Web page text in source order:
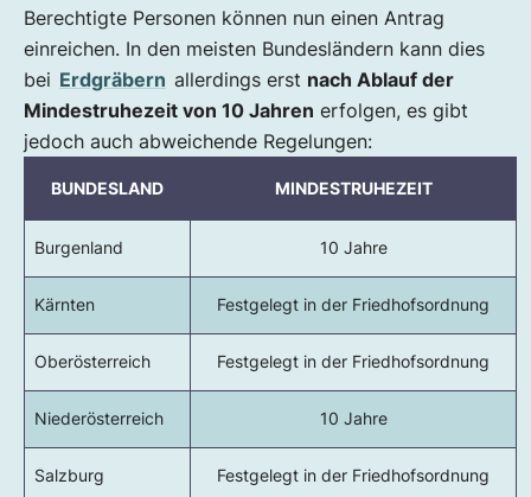
Berechtigte Personen können nun einen Antrag
einreichen. In den meisten Bundesländern kann dies
bei Erdgräbern allerdings erst nach Ablauf der
Mindestruhezeit von 10 Jahren erfolgen, es gibt
jedoch auch abweichende Regelungen:
BUNDESLAND MINDESTRUHEZEIT
Burgenland 10 Jahre
Kärnten Festgelegt in der Friedhofsordnung
Oberösterreich Festgelegt in der Friedhofsordnung
Niederösterreich 10 Jahre
Salzburg Festgelegt in der Friedhofsordnung